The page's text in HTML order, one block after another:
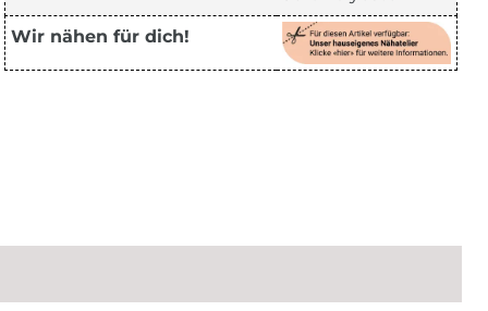
Wir nähen für dich!